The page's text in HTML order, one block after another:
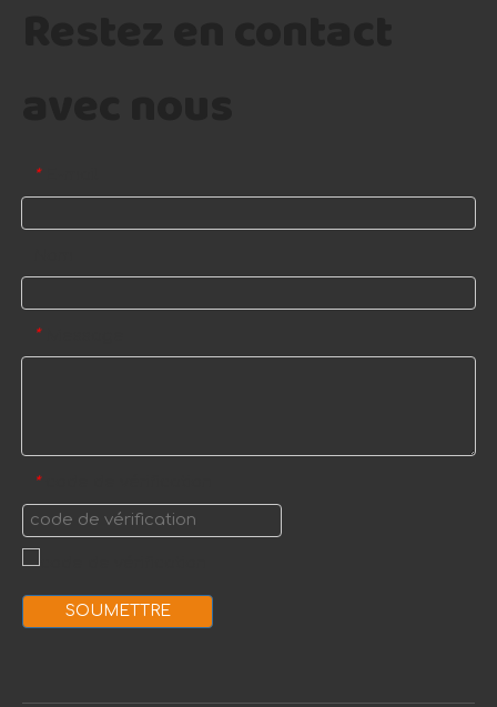
*
*
*
SOUMETTRE